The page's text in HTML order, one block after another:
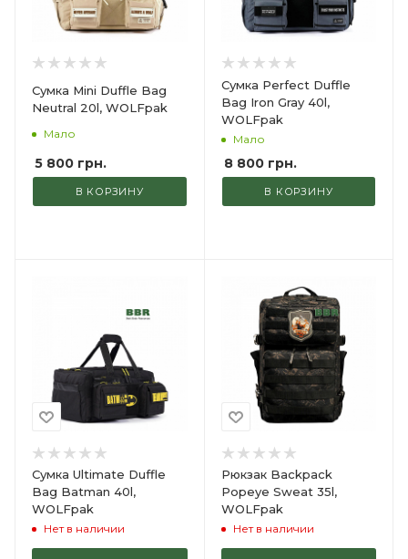
Сумка Mini Duffle Bag
Neutral 20l, WOLFpak
Мало
5 800 грн.
В КОРЗИНУ
Сумка Perfect Duffle
Bag Iron Gray 40l,
WOLFpak
Мало
8 800грн.
В КОРЗИНУ
Сумка Ultimate Duffle
Bag Batman 40l,
WOLFpak
Нет в наличии
Рюкзак Backpack
Popeye Sweat 35l,
WOLFpak
Нет в наличии